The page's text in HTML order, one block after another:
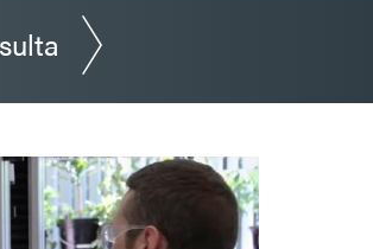
puede
Asia
Europe